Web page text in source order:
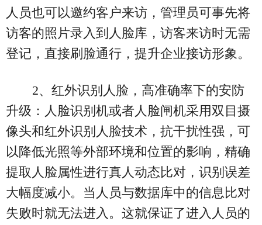
人员也可以邀约客户来访，管理员可事先将
访客的照片录入到人脸库，访客来访时无需
登记，直接刷脸通行，提升企业接访形象。
2、红外识别人脸，高准确率下的安防
升级：人脸识别机或者人脸闸机采用双目摄
像头和红外识别人脸技术，抗干扰性强，可
以降低光照等外部环境和位置的影响，精确
提取人脸属性进行真人动态比对，识别误差
大幅度减小。当人员与数据库中的信息比对
失败时就无法进入。这就保证了进入人员的